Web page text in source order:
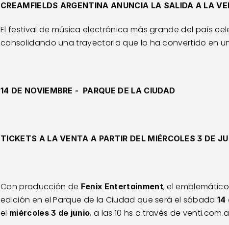
CREAMFIELDS ARGENTINA ANUNCIA LA SALIDA A LA
El festival de música electrónica más grande del país
consolidando una trayectoria que lo ha convertido en
14 DE NOVIEMBRE -  PARQUE DE LA CIUDAD
TICKETS A LA VENTA A PARTIR DEL MIÉRCOLES 3 DE
Con producción de Fenix Entertainment, el
edición en el Parque de la Ciudad que será el sábado 14
el miércoles 3 de junio, a las 10 hs a través de